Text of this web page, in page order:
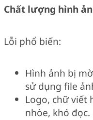
Chất lượng hình
Lỗi phổ biến:
Hình ảnh bị
sử dụng file
Logo, chữ viết
nhòe, khó đọc.